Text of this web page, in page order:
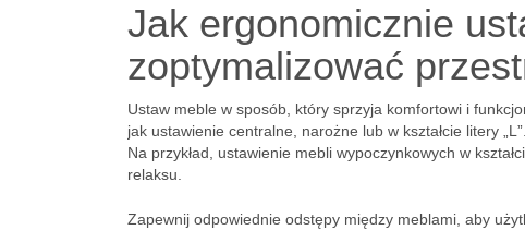
Jak ergonomicznie
zoptymalizować
Ustaw meble w sposób, który sprzyja komfortowi i
jak ustawienie centralne, narożne lub w kształcie litery
Na przykład, ustawienie mebli wypoczynkowych w
relaksu.
Zapewnij odpowiednie odstępy między meblami, aby